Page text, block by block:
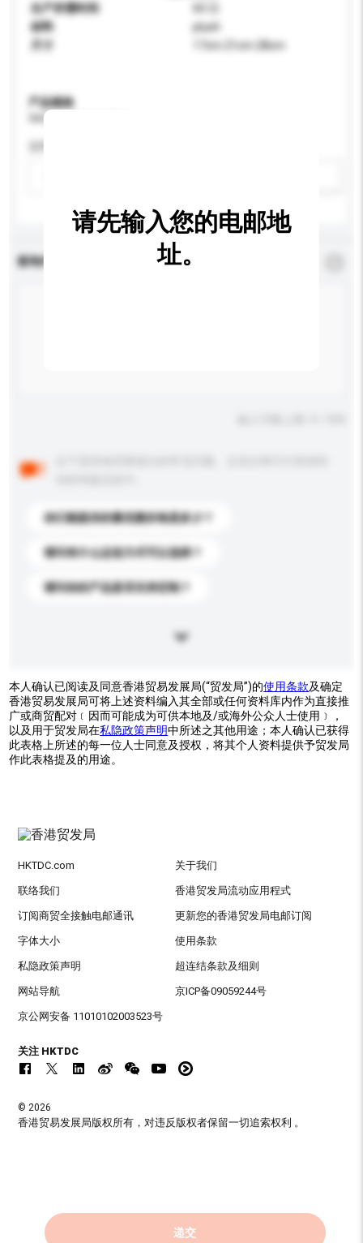
生产所需时间
60 日
材料
plush
17cm 21cm 28cm
产品规格
查询内容
你们能提供的最优惠价格是多少？
请问有什么运送方式可以选择？
请问你的产品是否支持定制？
请先输入您的电邮地
址。
本人确认已阅读及同意香港贸易发展局(“贸发局”)的使用条款及确定
香港贸易发展局可将上述资料编入其全部或任何资料库内作为直接推
广或商贸配对﹝因而可能成为可供本地及/或海外公众人士使用﹞，
以及用于贸发局在私隐政策声明中所述之其他用途；本人确认已获得
此表格上所述的每一位人士同意及授权，将其个人资料提供予贸发局
作此表格提及的用途。
递交
HKTDC.com 关于我们
联络我们 香港贸发局流动应用程式
订阅商贸全接触电邮通讯 更新您的香港贸发局电邮订阅
字体大小 使用条款
私隐政策声明 超连结条款及细则
网站导航 京ICP备09059244号
京公网安备 11010102003523号
关注 HKTDC
© 2026
香港贸易发展局版权所有，对违反版权者保留一切追索权利 。